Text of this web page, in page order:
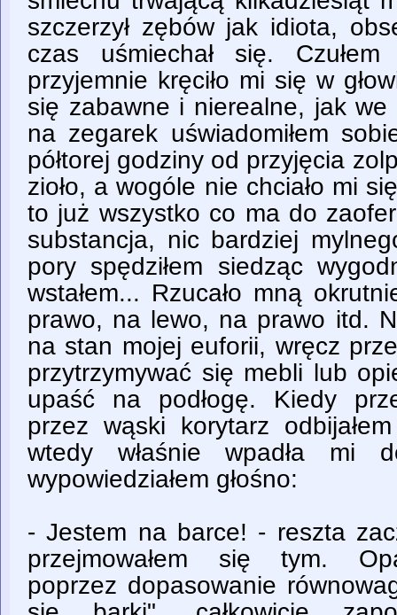
szczerzył zębów jak idiota,
czas uśmiechał się.
przyjemnie kręciło mi się w
się zabawne i nierealne, jak we
na zegarek uświadomiłem
półtorej godziny od przyjęcia
zioło, a wogóle nie chciało mi
to już wszystko co ma do
substancja, nic bardziej
pory spędziłem siedząc
wstałem... Rzucało mną
prawo, na lewo, na prawo itd.
na stan mojej euforii, wręcz
przytrzymywać się mebli lub
upaść na podłogę. Kiedy
przez wąski korytarz
wtedy właśnie wpadła mi
wypowiedziałem głośno:
- Jestem na barce! - reszta
przejmowałem się tym.
poprzez dopasowanie